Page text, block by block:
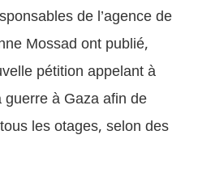
de l’agence de
Mossad ont publié,
pétition appelant à
à Gaza afin de
les otages, selon des